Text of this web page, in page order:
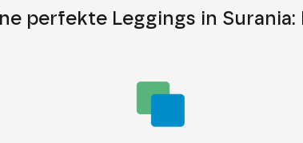
perfekte Leggings in